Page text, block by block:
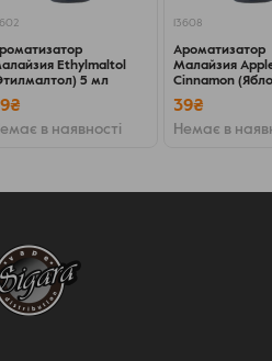
Ethylmaltol
5 мл
в наявності
13608
Ароматизатор
Малайзия
Cinnamon
корицей) 5 мл
39₴
Немає в